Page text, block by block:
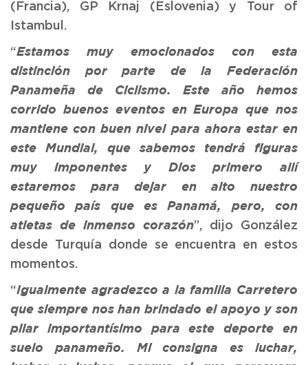
(Francia), GP Krnaj (Eslovenia) y Tour of
Istambul.
“Estamos muy emocionados con esta
distinción por parte de la Federación
Panameña de Ciclismo. Este año hemos
corrido buenos eventos en Europa que nos
mantiene con buen nivel para ahora estar en
este Mundial, que sabemos tendrá figuras
muy imponentes y Dios primero allí
estaremos para dejar en alto nuestro
pequeño país que es Panamá, pero, con
atletas de inmenso corazón”, dijo González
desde Turquía donde se encuentra en estos
momentos.
“Igualmente agradezco a la familia Carretero
que siempre nos han brindado el apoyo y son
pilar importantísimo para este deporte en
suelo panameño. Mi consigna es luchar,